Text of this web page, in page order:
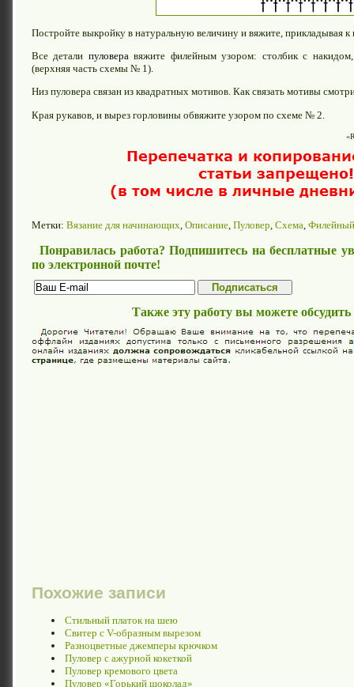
Постройте выкройку в натуральную величину и вяжите, прикладывая к
Все детали пуловера вяжите филейным узором: столбик с
(верхняя часть схемы № 1).
Низ пуловера связан из квадратных мотивов. Как связать мотивы
Края рукавов, и вырез горловины обвяжите узором по схеме № 2.
Метки: Вязание для начинающих, Описание, Пуловер, Схема,
Понравилась работа? Подпишитесь на бесплатные
по электронной почте!
Также эту работу вы можете
Похожие записи
Стильный платок на шею
Свитер с V-образным вырезом
Разноцветные джемперы крючком
Пуловер с ажурной кокеткой
Пуловер кремового цвета
Пуловер «Горький шоколад»